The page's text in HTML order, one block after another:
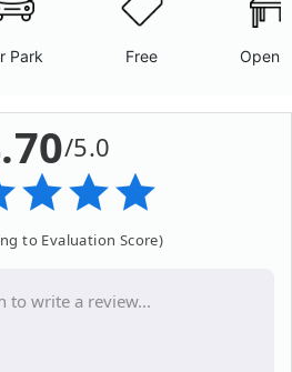
Park Free Open
/5.0
to Evaluation Score)